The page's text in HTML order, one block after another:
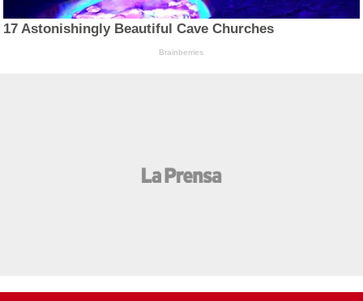
17 Astonishingly Beautiful Cave Churches
Brainberries